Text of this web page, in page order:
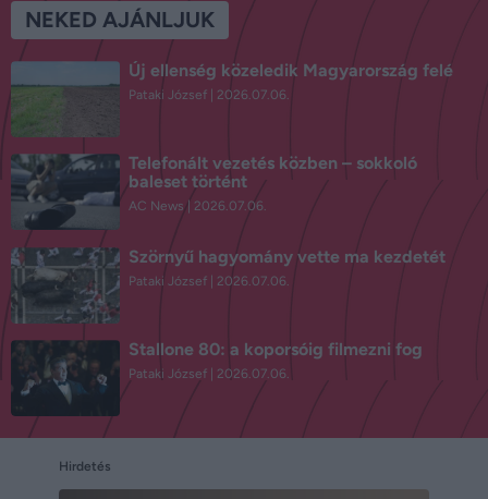
NEKED AJÁNLJUK
Új ellenség közeledik Magyarország felé
Pataki József 2026.07.06.
Telefonált vezetés közben – sokkoló
baleset történt
AC News 2026.07.06.
Szörnyű hagyomány vette ma kezdetét
Pataki József 2026.07.06.
Stallone 80: a koporsóig filmezni fog
Pataki József 2026.07.06.
Hirdetés